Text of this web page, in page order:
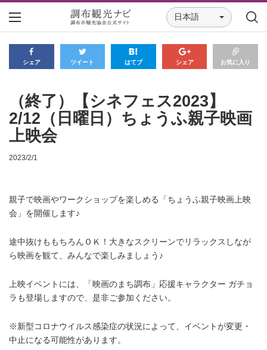
日本語
シェア ツイート はてブ シェア お気に入り
（終了）【シネフェス2023】
2/12（日曜日）ちょうふ親子映画
上映会
2023/2/1
親子で映画やワークショップを楽しめる「ちょうふ親子映画上映
会」を開催します♪
途中抜けももちろんＯＫ！ 大きなスクリーンでリラックスしなが
ら映画を観て、みんなで楽しみましょう♪
上映イベントには、「映画のまち調布」応援キャラクター ガチョ
ラも登場しますので、是非ご参加ください。
※新型コロナウイルス感染症の状況によって、イベントが変更・
中止になる可能性があります。